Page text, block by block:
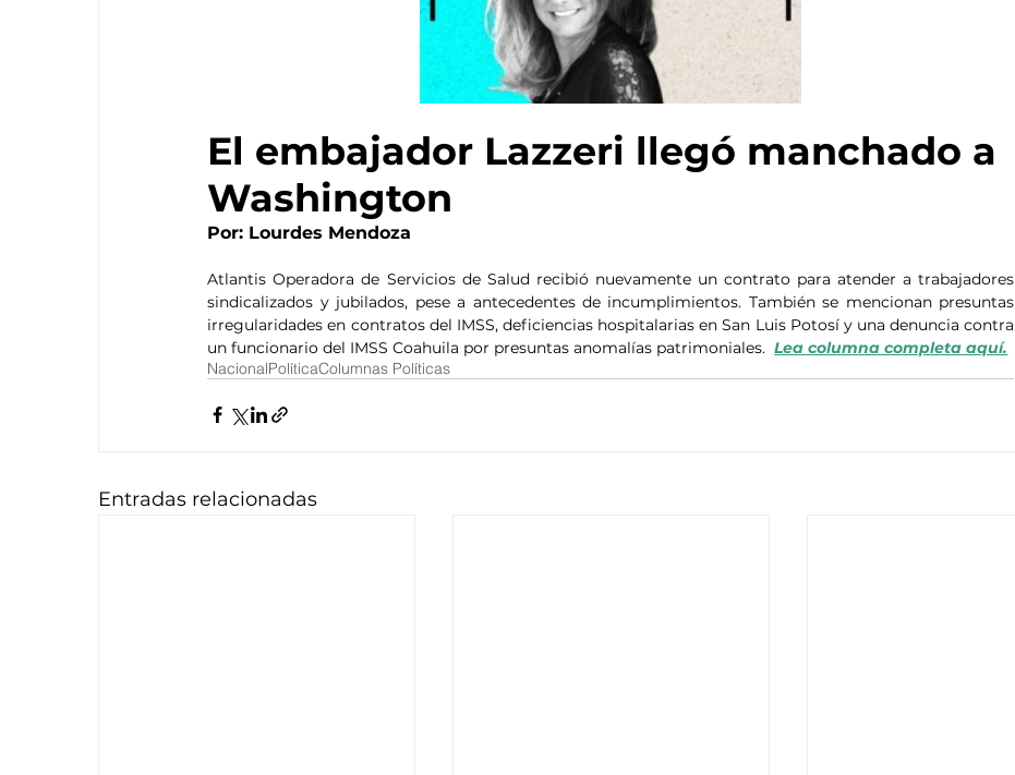
El embajador Lazzeri llegó manchado a
Washington
Por: Lourdes Mendoza
Atlantis Operadora de Servicios de Salud recibió nuevamente un contrato para atender a trabajadores
sindicalizados y jubilados, pese a antecedentes de incumplimientos. También se mencionan presuntas
irregularidades en contratos del IMSS, deficiencias hospitalarias en San Luis Potosí y una denuncia contra
un funcionario del IMSS Coahuila por presuntas anomalías patrimoniales. Lea columna completa aquí.
NacionalPolíticaColumnas Políticas
Entradas relacionadas